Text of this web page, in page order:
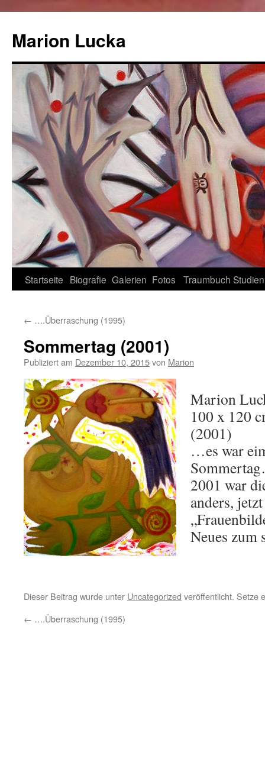
Marion Lucka
Zum
springen
Startseite Biografie Galerien Fotos Traumbuch Studien
← ….Überraschung (1995)
Sommertag (2001)
Publiziert am Dezember 10, 2015von Marion
Marion
100 x 120
(2001)
…es war
2001 war
anders,
Neues zum
Dieser Beitrag wurde unter Uncategorized veröffentlicht. Setze
← ….Überraschung (1995)